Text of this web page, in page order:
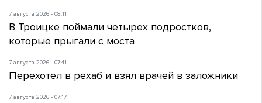
7 августа 2026 - 08:11
В Троицке поймали четырех подростков,
которые прыгали с моста
7 августа 2026 - 07:41
Перехотел в рехаб и взял врачей в заложники
7 августа 2026 - 07:17